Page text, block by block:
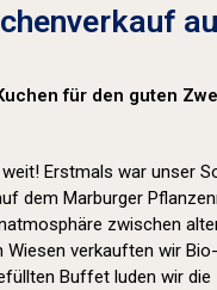
für den guten
Erstmals war unser
dem Marburger
zwischen
Wiesen verkauften wir
Buffet luden wir die